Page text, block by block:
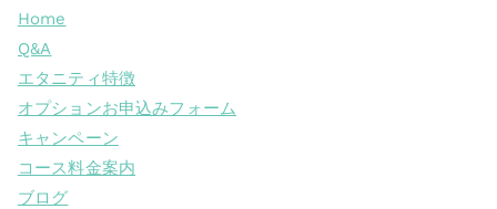
Home
Q&A
エタニティ特徴
オプションお申込みフォーム
キャンペーン
コース料金案内
ブログ